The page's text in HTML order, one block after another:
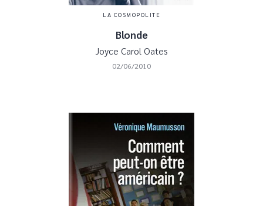
LA COSMOPOLITE
Blonde
Joyce Carol Oates
02/06/2010